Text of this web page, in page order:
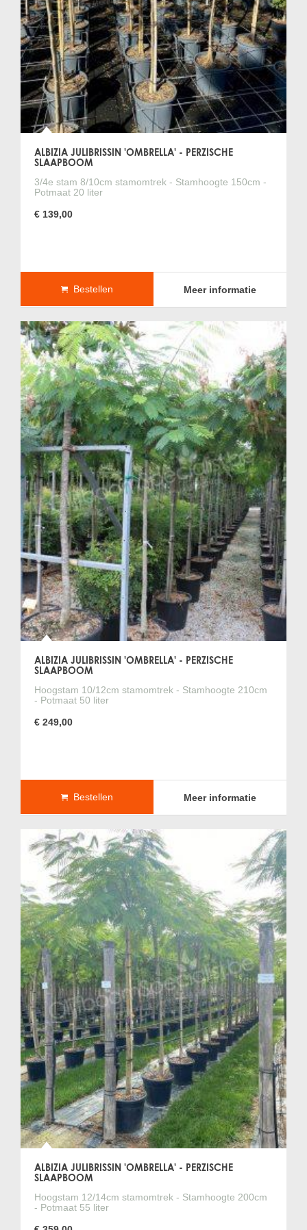
uiteindelijk een grote boom. Hierdoor is de boom uitermate
geschikt voor plaatsing in de volle grond. Belangrijk hierbij is
dat de bodem goed waterdoorlatend is. Maak daarom een
ruim plantgat en gebruik voldoende mediterraan substraat.
Kan een Perzische slaapboom in een plantenbak worden
geplaatst?
Een Perzische slaapboom is niet geschikt om langdurig in
een plantenbak te worden geplaatst. Door de snelle groei
van de boom zal een plantenbak al snel te klein zijn.
winter?
Jonge bomen van de Perzische slaapboom zijn gevoeliger
voor vorst dan oudere exemplaren. Jonge bomen kunnen
takken eruit en kort de overige takken in. Op die manier
vertakt de kruin het meest en vormt zich jaarlijks een volle
Bemesten in het voorjaar zorgt voor een goede groei én
zorgt voor een mooie, gezonde bladkleur.
Moet ik de Perzische slaapboom water geven?
De eerste jaren na aanplant is het belangrijk om gedurende
het groeiseizoen bij droge periodes regelmatig water te
geven. Oudere bomen zijn vrij droogteresistent en kunnen
langere drogere periodes dus goed verdragen. De boom
staat ook liever iets te droog dan te nat.
Is de Perzische slaapboom gevoelig voor aantastingen?
Een te natte bodem kan tot wortelrot leiden dat ernstige
schade kan veroorzaken aan de boom. Een goede
afwatering is dan ook noodzakelijk.
ALBIZIA JULIBRISSIN 'OMBRELLA' - PERZISCHE
SLAAPBOOM
3/4e stam 8/10cm stamomtrek - Stamhoogte 150cm -
Potmaat 20 liter
€ 139,00
Bestellen Meer informatie
ALBIZIA JULIBRISSIN 'OMBRELLA' - PERZISCHE
SLAAPBOOM
Hoogstam 10/12cm stamomtrek - Stamhoogte 210cm
- Potmaat 50 liter
€ 249,00
Bestellen Meer informatie
ALBIZIA JULIBRISSIN 'OMBRELLA' - PERZISCHE
SLAAPBOOM
Hoogstam 12/14cm stamomtrek - Stamhoogte 200cm
- Potmaat 55 liter